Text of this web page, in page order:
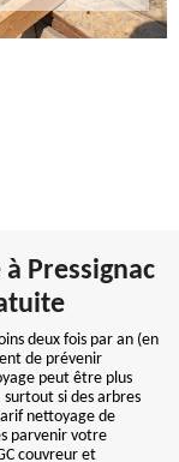
Pressignac
deux fois par an (en
de prévenir
peut être plus
si des arbres
nettoyage de
parvenir votre
couvreur et